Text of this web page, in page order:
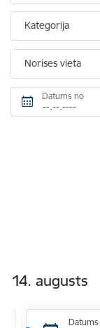
Kategorija
Norises vieta
Datums no
14. augusts
Datums